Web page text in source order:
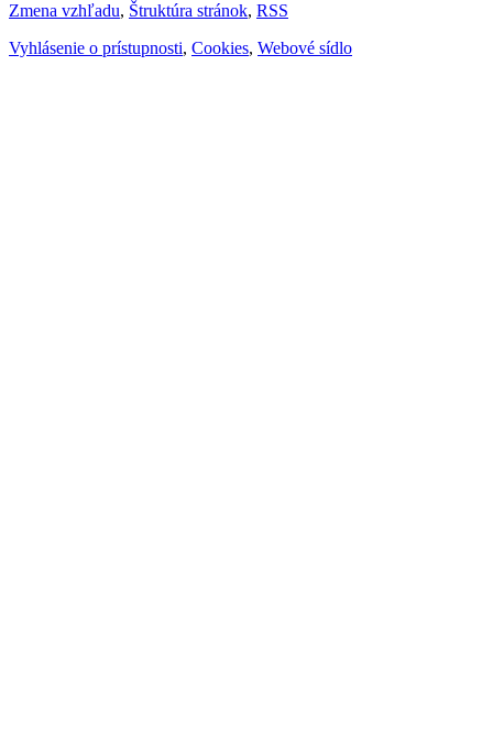
Zmena vzhľadu, Štruktúra stránok, RSS
Vyhlásenie o prístupnosti, Cookies, Webové sídlo